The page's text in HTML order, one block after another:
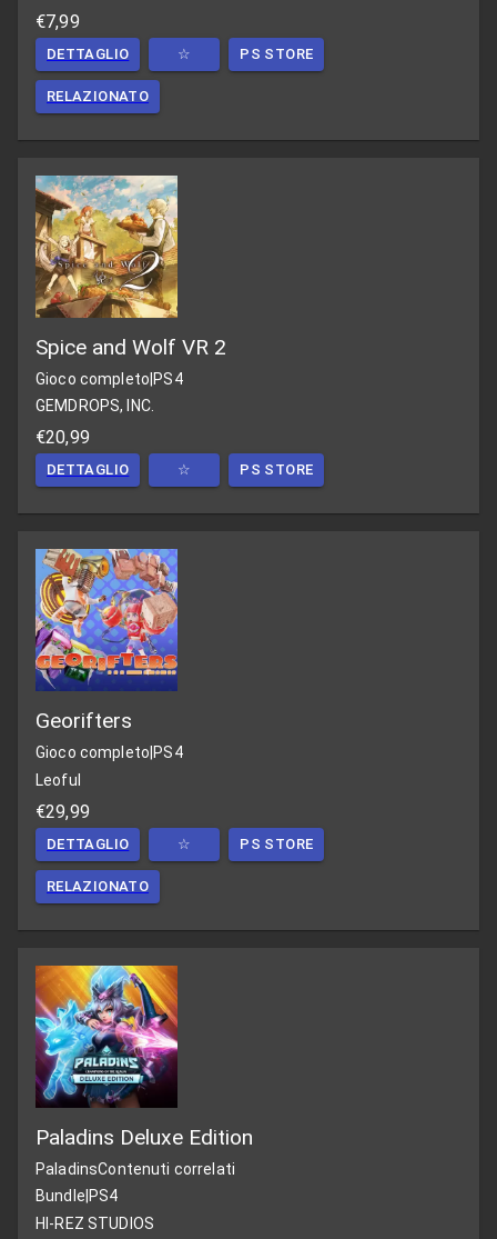
€7,99
DETTAGLIO ☆ PS STORE
RELAZIONATO
Spice and Wolf VR 2
Gioco completo|PS4
GEMDROPS, INC.
€20,99
DETTAGLIO ☆ PS STORE
Georifters
Gioco completo PS4
Leoful
€29,99
DETTAGLIO ☆ PS STORE
RELAZIONATO
Paladins Deluxe Edition
PaladinsContenuti correlati
Bundle PS4
HI-REZ STUDIOS